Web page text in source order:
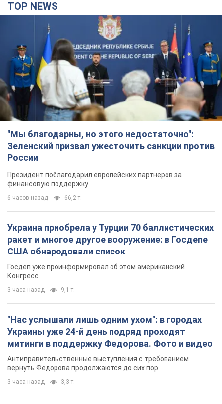
TOP NEWS
"Мы благодарны, но этого недостаточно":
Зеленский призвал ужесточить санкции против
России
Президент поблагодарил европейских партнеров за
финансовую поддержку
6 часов назад 66,2 т.
Украина приобрела у Турции 70 баллистических
ракет и многое другое вооружение: в Госдепе
США обнародовали список
Госдеп уже проинформировал об этом американский
Конгресс
3 часа назад 9,1 т.
"Нас услышали лишь одним ухом": в городах
Украины уже 24-й день подряд проходят
митинги в поддержку Федорова. Фото и видео
Антиправительственные выступления с требованием
вернуть Федорова продолжаются до сих пор
3 часа назад 3,3 т.